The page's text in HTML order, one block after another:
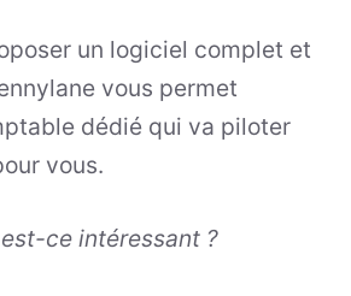
un logiciel complet et
vous permet
dédié qui va piloter
vous.
ce intéressant ?